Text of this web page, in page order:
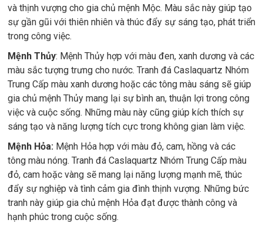
và thịnh vượng cho gia chủ mệnh Mộc. Màu sắc này giúp tạo
sự gần gũi với thiên nhiên và thúc đẩy sự sáng tạo, phát triển
trong công việc.
Mệnh Thủy: Mệnh Thủy hợp với màu đen, xanh dương và các
màu sắc tượng trưng cho nước. Tranh đá Caslaquartz Nhóm
Trung Cấp màu xanh dương hoặc các tông màu sáng sẽ giúp
gia chủ mệnh Thủy mang lại sự bình an, thuận lợi trong công
việc và cuộc sống. Những màu này cũng giúp kích thích sự
sáng tạo và năng lượng tích cực trong không gian làm việc.
Mệnh Hỏa: Mệnh Hỏa hợp với màu đỏ, cam, hồng và các
tông màu nóng. Tranh đá Caslaquartz Nhóm Trung Cấp màu
đỏ, cam hoặc vàng sẽ mang lại năng lượng mạnh mẽ, thúc
đẩy sự nghiệp và tình cảm gia đình thịnh vượng. Những bức
tranh này giúp gia chủ mệnh Hỏa đạt được thành công và
hạnh phúc trong cuộc sống.